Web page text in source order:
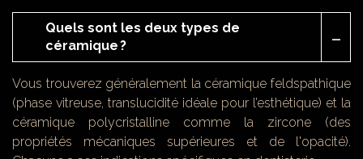
Quels sont les deux types de
céramique ?
Vous trouverez généralement la céramique feldspathique
(phase vitreuse, translucidité idéale pour l’esthétique) et la
céramique polycristalline comme la zircone (des
propriétés mécaniques supérieures et de l'opacité).